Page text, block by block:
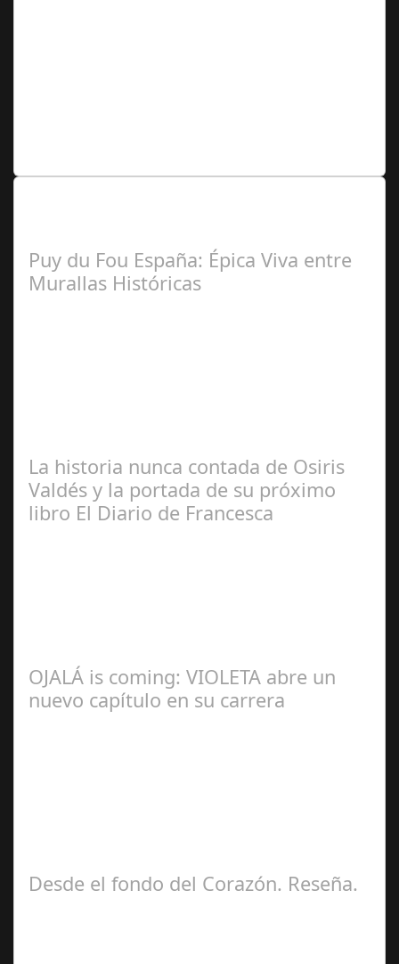
Puy du Fou España: Épica Viva entre
Murallas Históricas
La historia nunca contada de Osiris
Valdés y la portada de su próximo
libro El Diario de Francesca
OJALÁ is coming: VIOLETA abre un
nuevo capítulo en su carrera
Desde el fondo del Corazón. Reseña.